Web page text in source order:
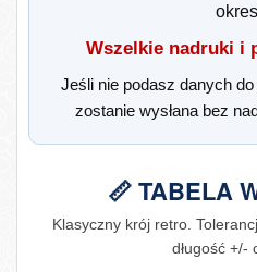
Wszelkie nadruki i
Jeśli nie podasz danych
zostanie wysłana bez
📏 TABELA
Klasyczny krój retro.
długość +/-